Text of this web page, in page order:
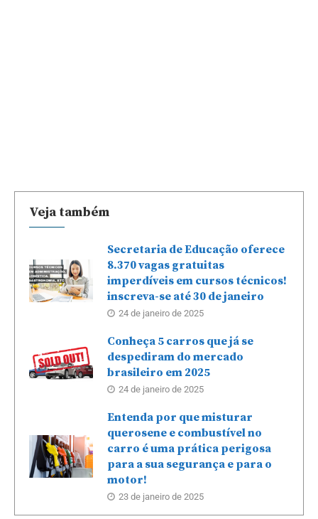
Veja também
Secretaria de Educação oferece
8.370 vagas gratuitas
imperdíveis em cursos técnicos!
inscreva-se até 30 de janeiro
24 de janeiro de 2025
Conheça 5 carros que já se
despediram do mercado
brasileiro em 2025
24 de janeiro de 2025
Entenda por que misturar
querosene e combustível no
carro é uma prática perigosa
para a sua segurança e para o
motor!
23 de janeiro de 2025